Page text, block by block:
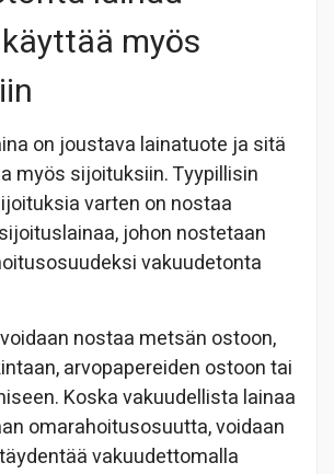
myös
on joustava lainatuote ja sitä
myös sijoituksiin. Tyypillisin
varten on nostaa
johon nostetaan
vakuudetonta
nostaa metsän ostoon,
arvopapereiden ostoon tai
Koska vakuudellista lainaa
omarahoitusosuutta, voidaan
vakuudettomalla